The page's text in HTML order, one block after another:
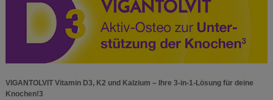
VIGANTOLVIT Vitamin D3, K2 und Kalzium – Ihre 3-in-1-Lösung für deine
Knochen!3